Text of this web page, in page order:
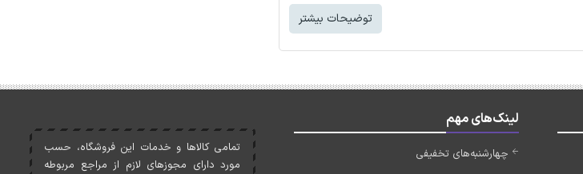
توضیحات بیشتر
لینک‌های مهم
چهارشنبه‌های تخفیفی
تمامی کالاها و خدمات اين فروشگاه، حسب
مورد دارای مجوزهای لازم از مراجع مربوطه